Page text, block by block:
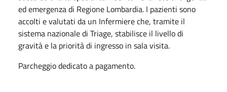
ed emergenza di Regione Lombardia. I pazienti sono
accolti e valutati da un Infermiere che, tramite il
sistema nazionale di Triage, stabilisce il livello di
gravità e la priorità di ingresso in sala visita.
Parcheggio dedicato a pagamento.